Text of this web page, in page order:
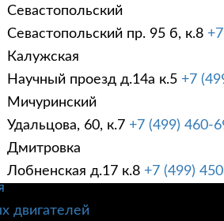
Севастопольский
Севастопольский пр. 95 б, к.8
Калужская
Научный проезд д.14а к.5 +7
Мичуринский
Удальцова, 60, к.7 +7 (499) 460-
Дмитровка
Лобненская д.17 к.8 +7 (499)
УСЛУГИ
двигателей